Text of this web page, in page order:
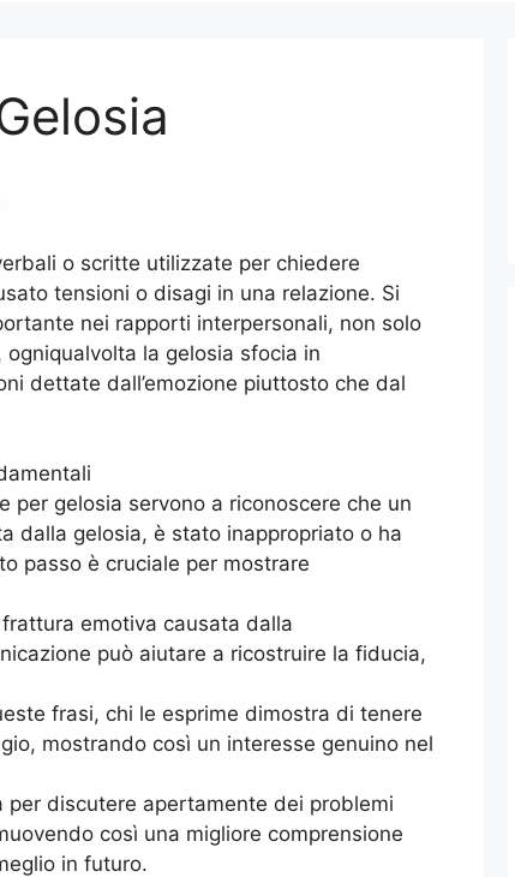
o scritte utilizzate per chiedere
tensioni o disagi in una relazione. Si
nei rapporti interpersonali, non solo
la gelosia sfocia in
dettate dall’emozione piuttosto che dal
per gelosia servono a riconoscere che un
dalla gelosia, è stato inappropriato o ha
passo è cruciale per mostrare
emotiva causata dalla
può aiutare a ricostruire la fiducia,
frasi, chi le esprime dimostra di tenere
mostrando così un interesse genuino nel
per discutere apertamente dei problemi
così una migliore comprensione
in futuro.